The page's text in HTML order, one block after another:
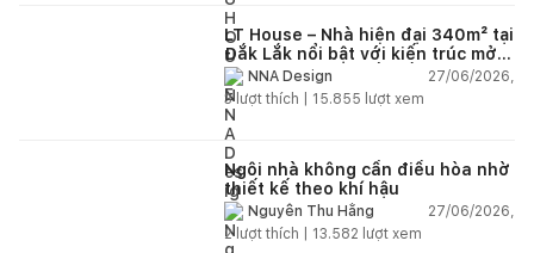
LT House – Nhà hiện đại 340m² tại
Đắk Lắk nổi bật với kiến trúc mở
và hệ sân vườn kết nối thiên
nhiên
NNA Design
27/06/2026,
3lượt thích | 15.855 lượt xem
Ngôi nhà không cần điều hòa nhờ
thiết kế theo khí hậu
Nguyễn Thu Hằng
27/06/2026,
2lượt thích | 13.582 lượt xem